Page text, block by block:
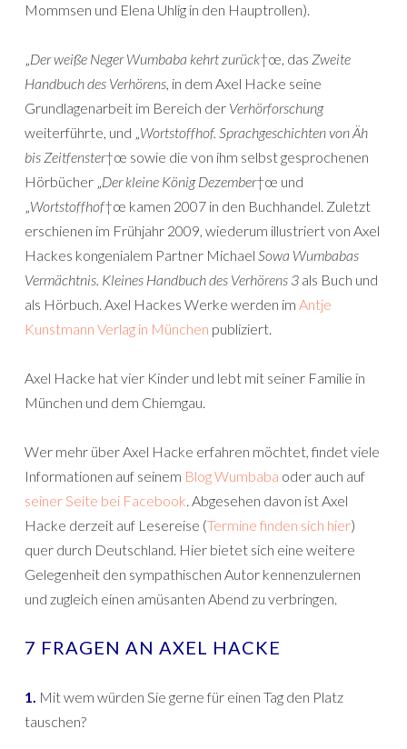
Mommsen und Elena Uhlig in den Hauptrollen).
„Der weiße Neger Wumbaba kehrt zurück†œ, das Zweite
Handbuch des Verhörens, in dem Axel Hacke seine
Grundlagenarbeit im Bereich der Verhörforschung
weiterführte, und „Wortstoffhof. Sprachgeschichten von Äh
bis Zeitfenster†œ sowie die von ihm selbst gesprochenen
Hörbücher „Der kleine König Dezember†œ und
„Wortstoffhof†œ kamen 2007 in den Buchhandel. Zuletzt
erschienen im Frühjahr 2009, wiederum illustriert von Axel
Hackes kongenialem Partner Michael Sowa Wumbabas
Vermächtnis. Kleines Handbuch des Verhörens 3 als Buch und
als Hörbuch. Axel Hackes Werke werden im Antje
Kunstmann Verlag in München publiziert.
Axel Hacke hat vier Kinder und lebt mit seiner Familie in
München und dem Chiemgau.
Wer mehr über Axel Hacke erfahren möchtet, findet viele
Informationen auf seinem Blog Wumbaba oder auch auf
seiner Seite bei Facebook. Abgesehen davon ist Axel
Hacke derzeit auf Lesereise (Termine finden sich hier)
quer durch Deutschland. Hier bietet sich eine weitere
Gelegenheit den sympathischen Autor kennenzulernen
und zugleich einen amüsanten Abend zu verbringen.
7 FRAGEN AN AXEL HACKE
1. Mit wem würden Sie gerne für einen Tag den Platz
tauschen?